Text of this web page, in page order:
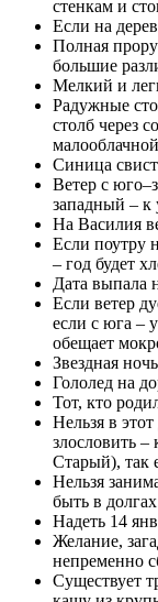
стенкам и
Если на
Полная
большие
Мелкий и
Радужные
столб через
Синица
Ветер с
западный –
На Василия
Если поутру
– год будет
Дата выпала
Если ветер
если с юга –
обещает
Звездная
Гололед на
Тот, кто
Нельзя в
злословить
Старый), так
Нельзя
быть в
Надеть 14
Желание,
непременно
Существует